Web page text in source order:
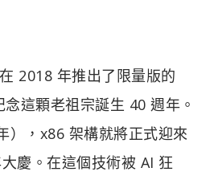
2018 年推出了限量版的
這顆老祖宗誕生 40 週年。
），x86 架構就將正式迎來
慶。在這個技術被 AI 狂